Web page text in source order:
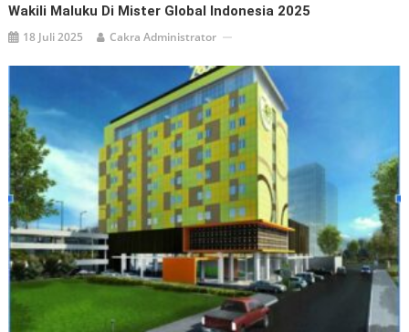
Wakili Maluku Di Mister Global Indonesia 2025
18 Juli 2025 Cakra Administrator